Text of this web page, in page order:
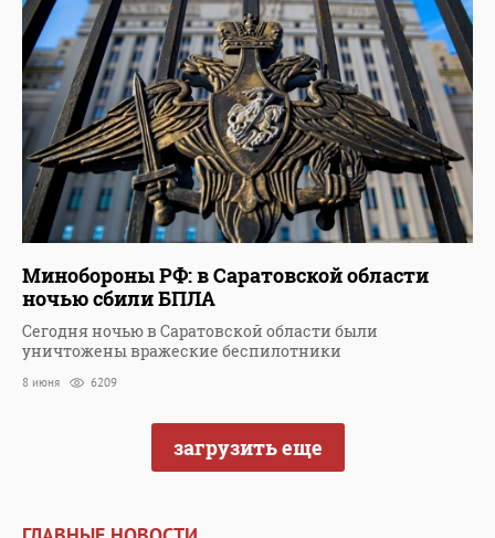
Минобороны РФ: в Саратовской области
ночью сбили БПЛА
Сегодня ночью в Саратовской области были
уничтожены вражеские беспилотники
8 июня 6209
загрузить еще